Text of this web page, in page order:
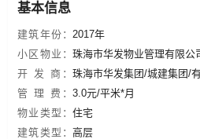
基本信息
建筑年份： 2017年
小区物业： 珠海市华发物业管理有限公
开 发 商： 珠海市华发集团/城建集团/
管 理 费： 3.0元/平米*月
物业类型： 住宅
建筑类型： 高层